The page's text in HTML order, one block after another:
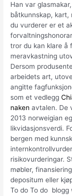
Han var
båtkunnskap, kart,
du vurderer er et
tror du kan klare å
meravkastning
Dersom
arbeidets art,
angitte
som et vedlegg
naken avtalen. De
2013 norweigian
likvidasjonsverdi.
bergen med
risikovurderingar.
møbler,
depositum eller
To do To do